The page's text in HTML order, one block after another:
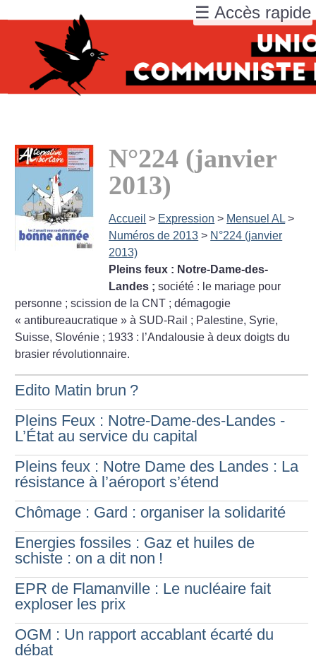
N°224 (janvier
2013)
Accueil > Expression > Mensuel AL >
Numéros de 2013 > N°224 (janvier
2013)
Pleins feux : Notre-Dame-des-
Landes ; société : le mariage pour
personne ; scission de la CNT ; démagogie
« antibureaucratique » à SUD-Rail ; Palestine, Syrie,
Suisse, Slovénie ; 1933 : l’Andalousie à deux doigts du
brasier révolutionnaire.
Edito Matin brun ?
Pleins Feux : Notre-Dame-des-Landes -
L’État au service du capital
Pleins feux : Notre Dame des Landes : La
résistance à l’aéroport s’étend
Chômage : Gard : organiser la solidarité
Energies fossiles : Gaz et huiles de
schiste : on a dit non !
EPR de Flamanville : Le nucléaire fait
exploser les prix
OGM : Un rapport accablant écarté du
débat
☰ Accès rapide